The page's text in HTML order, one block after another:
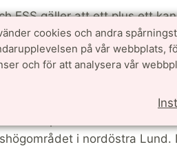
cookies och andra
på vår webbplats,
och för att analysera vår
ESS gäller att ett plus ett
något fantastiskt, och det
och har anledning att
om en gökunge som stjäl
stiga ur Brunnshögs
praktiska hinder och
i nordöstra Lund.